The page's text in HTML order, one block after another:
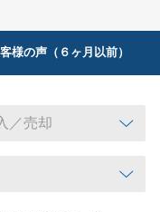
様の声（６ヶ月以前）